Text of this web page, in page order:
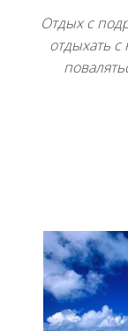
Отдых с
отдыхать